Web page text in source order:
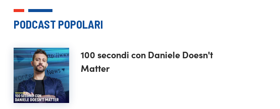
PODCAST POPOLARI
100 secondi con Daniele Doesn't
Matter